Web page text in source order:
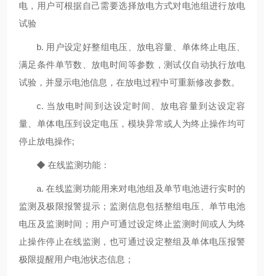
电，用户可根据自己需要选择放电方式对电池组进行放电
试验
b. 用户设定好整组电压、放电容量、单体终止电压、
满足条件单节数、放电时间等参数，测试仪自动执行放电
试验，并显示电池信息，在放电过程中可重新修改参数。
c. 当放电时间到达设定时间、放电容量到达设定容
量、单体电压到设定电压，模块异常或人为终止操作均可
停止放电操作;
◆ 在线监测功能：
a. 在线监测功能用来对电池组及单节电池进行实时的
监测及极限报警提示；监测信息包括整组电压、单节电池
电压及监测时间；用户可通过设定终止监测时间或人为终
止操作停止在线监测，也可通过设定整组及单体电压报警
极限提醒用户电池状态信息；